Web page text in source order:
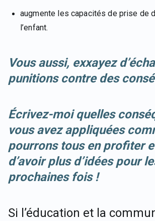
augmente les capacités de prise de
l’enfant.
Vous aussi, exxayez
punitions contre des
Écrivez-moi quelles
vous avez appliquées
pourrons tous en profiter
d’avoir plus d’idées pour
prochaines fois !
Si l’éducation et la